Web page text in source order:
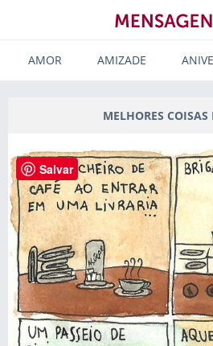
AMOR AMIZADE
MELHORES
Salvar